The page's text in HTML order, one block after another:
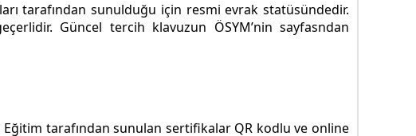
tarafından sunulduğu için resmi evrak statüsündedir.
Güncel tercih klavuzun ÖSYM’nin sayfasndan
tarafından sunulan sertifikalar QR kodlu ve online